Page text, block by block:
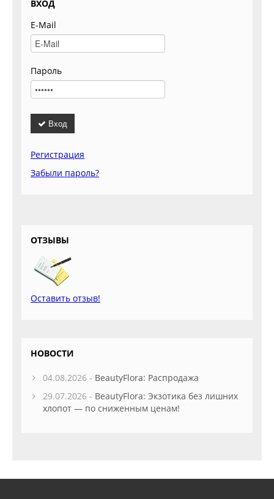
ВХОД
E-Mail
Пароль
Вход
Регистрация
Забыли пароль?
ОТЗЫВЫ
Оставить отзыв!
НОВОСТИ
04.08.2026 - BeautyFlora: Распродажа
29.07.2026 - BeautyFlora: Экзотика без лишних
хлопот — по сниженным ценам!